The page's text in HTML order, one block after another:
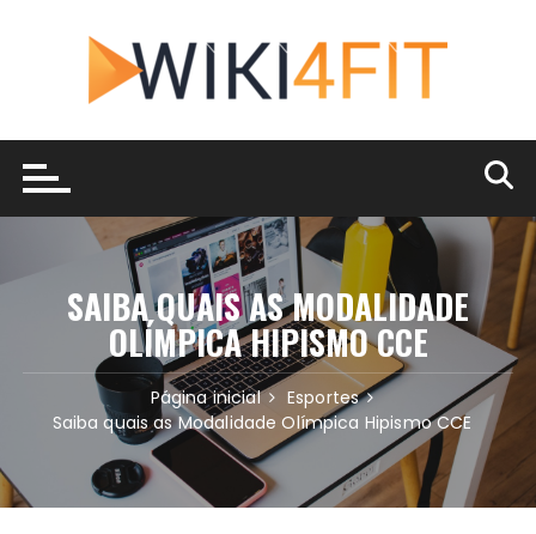
conteúdo
SAIBA QUAIS AS MODALIDADE
OLÍMPICA HIPISMO CCE
Página inicial
Esportes
Saiba quais as Modalidade Olímpica Hipismo CCE